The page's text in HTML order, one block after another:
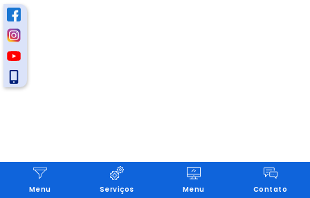
Menu Serviços Menu Contato